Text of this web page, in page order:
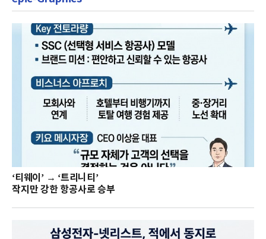
‘티웨이’ → ‘트리니티’
작지만 강한 항공사로 승부